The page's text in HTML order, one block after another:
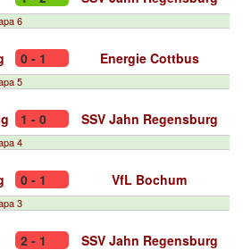
6
0 - 1 Energie Cottbus
5
1 - 0 SSV Jahn Regensburg
4
0 - 1 VfL Bochum
3
2 - 1 SSV Jahn Regensburg